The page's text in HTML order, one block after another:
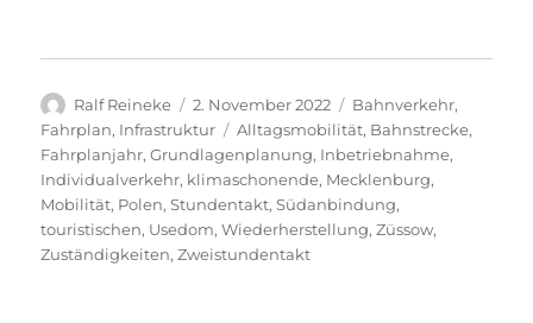
Autor
Ralf Reineke
Veröffentlicht
am
2. November 2022 Kategorien
Bahnverkehr,
Fahrplan, Infrastruktur Schlagwörter
Alltagsmobilität, Bahnstrecke,
Fahrplanjahr,Grundlagenplanung, Inbetriebnahme,
Individualverkehr, klimaschonende, Mecklenburg,
Mobilität, Polen,Stundentakt,Südanbindung,
touristischen, Usedom,Wiederherstellung,Züssow,
Zuständigkeiten,Zweistundentakt